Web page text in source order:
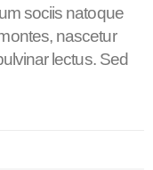
sociis natoque
nascetur
lectus. Sed